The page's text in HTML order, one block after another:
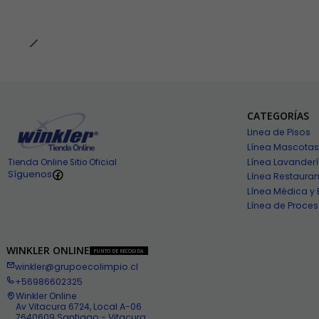
Tienda Online Sitio Oficial
Síguenos
CATEGORÍAS
Linea de Pisos
Línea Mascotas
Línea
Línea
Línea Médica y
Línea de
WINKLER ONLINE PUNTO DE RECOGIDA
winkler@grupoecolimpio.cl
+56986602325
Winkler Online
Av Vitacura 6724, Local A-06